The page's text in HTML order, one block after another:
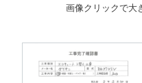
画像クリックで大